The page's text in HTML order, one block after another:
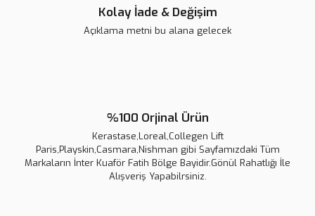
Kolay İade & Değişim
Açıklama metni bu alana gelecek
%100 Orjinal Ürün
Kerastase,Loreal,Collegen Lift
Paris,Playskin,Casmara,Nishman gibi Sayfamızdaki Tüm
Markaların İnter Kuaför Fatih Bölge Bayidir.Gönül Rahatlığı İle
Alışveriş Yapabilrsiniz.